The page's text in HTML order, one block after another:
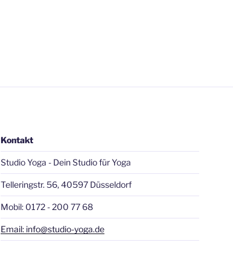
Kontakt
Studio Yoga - Dein Studio für Yoga
Telleringstr. 56, 40597 Düsseldorf
Mobil: 0172 - 200 77 68
Email: info@studio-yoga.de